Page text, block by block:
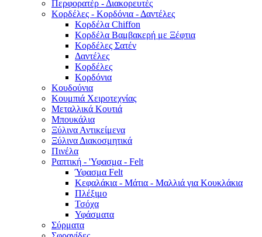
Περφορατέρ - Διακορευτές
Κορδέλες - Κορδόνια - Δαντέλες
Κορδέλα Chiffon
Κορδέλα Βαμβακερή με Ξέφτια
Κορδέλες Σατέν
Δαντέλες
Κορδέλες
Κορδόνια
Κουδούνια
Κουμπιά Χειροτεχνίας
Μεταλλικά Κουτιά
Μπουκάλια
Ξύλινα Αντικείμενα
Ξύλινα Διακοσμητικά
Πινέλα
Ραπτική - 'Υφασμα - Felt
Ύφασμα Felt
Κεφαλάκια - Μάτια - Μαλλιά για Κουκλάκια
Πλέξιμο
Τσόχα
Υφάσματα
Σύρματα